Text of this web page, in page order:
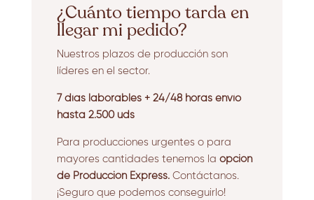
¿Cuánto tiempo tarda en
llegar mi pedido?
Nuestros plazos de producción son
líderes en el sector.
7 días laborables + 24/48 horas envío
hasta 2.500 uds
Para producciones urgentes o para
mayores cantidades tenemos la opción
de Producción Express.Contáctanos.
¡Seguro que podemos conseguirlo!